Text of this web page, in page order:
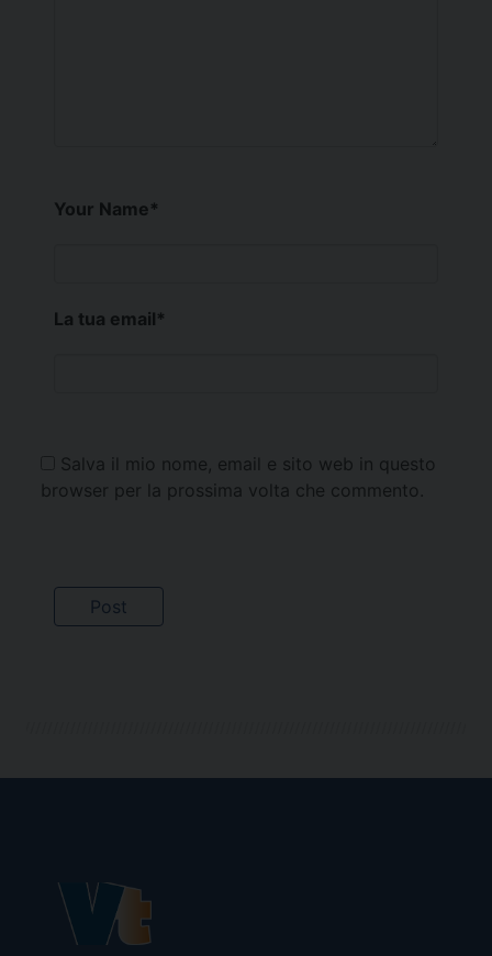
Your Name*
La tua email*
Salva il mio nome, email e sito web in questo
browser per la prossima volta che commento.